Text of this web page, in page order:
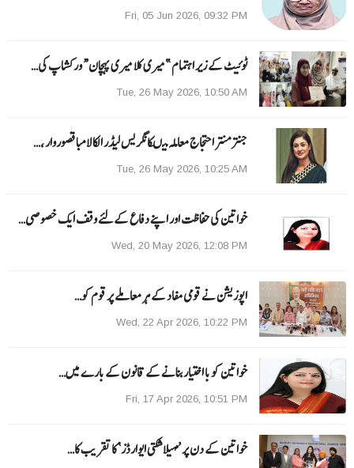
Fri, 05 Jun 2026, 09:32 PM
ٹوئیٹ کے زیر اہتمام ”میری کلا میری پہچان“ ورکشاپ کی…
Tue, 26 May 2026, 10:50 AM
جنتر منتر احتجاج معاملہ میںکانگریس لیڈر الکا لامبا قصوروار ،…
Tue, 26 May 2026, 10:25 AM
خواتین کی حفاظت اور اپنے دفاع کےلئے وقف ایک خصوصی…
Wed, 20 May 2026, 12:08 PM
اپوزیشن نے قومی مفاد کے ہر معاملے پر قوم کو…
Wed, 22 Apr 2026, 10:22 PM
خواتین کو با اختیار بنانے کے قانون کے بارے میں…
Fri, 17 Apr 2026, 10:51 PM
خواتین کے دن پر ’مہیلا شکتی ایوارڈز‘ کا تقریب کا…